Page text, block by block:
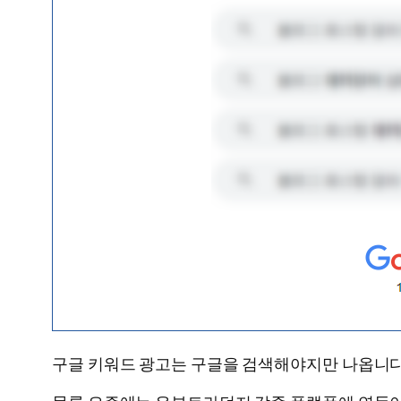
구글 키워드 광고는 구글을 검색해야지만 나옵니